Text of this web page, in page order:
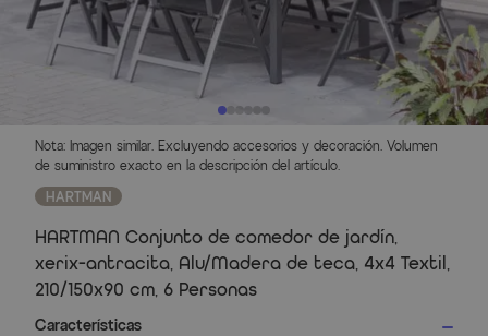
Nota: Imagen similar. Excluyendo accesorios y decoración. Volumen
de suministro exacto en la descripción del artículo.
HARTMAN
HARTMAN Conjunto de comedor de jardín,
xerix-antracita, Alu/Madera de teca, 4x4 Textil,
210/150x90 cm, 6 Personas
Características